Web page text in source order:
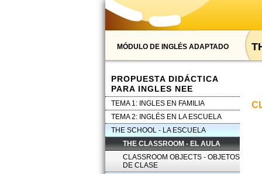
MÓDULO DE INGLÉS ADAPTADO
PROPUESTA DIDÁCTICA
PARA INGLES NEE
TEMA 1: INGLES EN FAMILIA
TEMA 2: INGLÉS EN LA ESCUELA
THE SCHOOL - LA ESCUELA
THE CLASSROOM - EL AULA
CLASSROOM OBJECTS - OBJETOS
DE CLASE